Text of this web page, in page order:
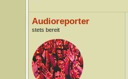
Audioreporter
stets bereit